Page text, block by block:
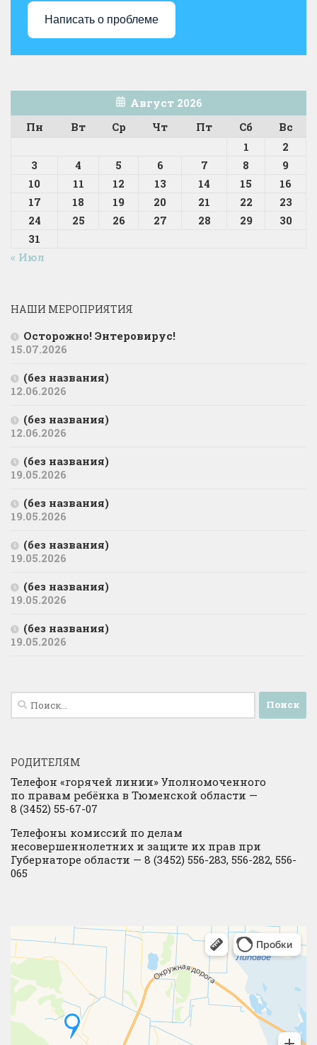
Написать о проблеме
Август 2026
Пн
Вт Ср Чт Пт Сб
Вс
1
2
3
4 5 6 7 8
9
10
11 12 13 14 15
16
17
18 19 20 21 22
23
24
25 26 27 28 29
30
31
« Июл
НАШИ МЕРОПРИЯТИЯ
Осторожно! Энтеровирус!
15.07.2026
(без названия)
12.06.2026
(без названия)
12.06.2026
(без названия)
19.05.2026
(без названия)
19.05.2026
(без названия)
19.05.2026
(без названия)
19.05.2026
(без названия)
19.05.2026
Найти:
РОДИТЕЛЯМ
Телефон «горячей линии» Уполномоченного
по правам ребёнка в Тюменской области —
8 (3452) 55-67-07
Телефоны комиссий по делам
несовершеннолетних и защите их прав при
Губернаторе области — 8 (3452) 556-283, 556-282, 556-
065